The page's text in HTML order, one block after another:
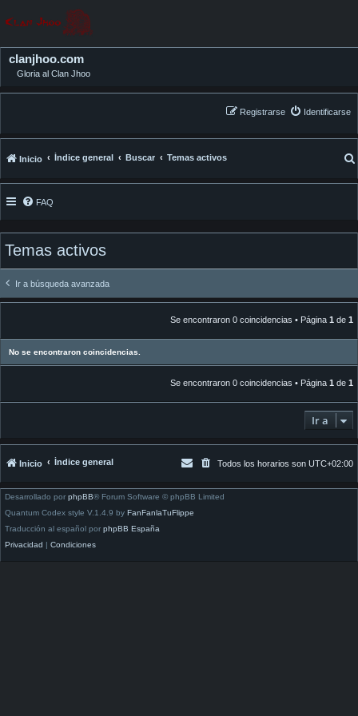
clanjhoo.com
Gloria al Clan Jhoo
Identificarse
Registrarse
Inicio Índice general Buscar Temas activos
FAQ
Temas activos
Ir a búsqueda avanzada
Se encontraron 0 coincidencias • Página 1 de 1
No se encontraron coincidencias.
Se encontraron 0 coincidencias • Página 1 de 1
Ir a
Inicio Índice general Todos los horarios son UTC+02:00
Desarrollado por phpBB® Forum Software © phpBB Limited
Quantum Codex style V.1.4.9 by FanFanlaTuFlippe
Traducción al español por phpBB España
Privacidad
Condiciones